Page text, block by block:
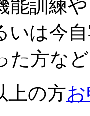
能訓練
いは今
た方な
上の方